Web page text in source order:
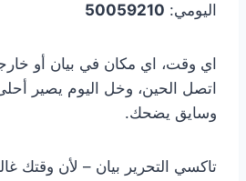
اليومي: 50059210
اي وقت، اي مكان في بيان أو
اتصل الحين، وخل اليوم يصير
وسايق يضحك.
تاكسي التحرير بيان – لأن وقتك